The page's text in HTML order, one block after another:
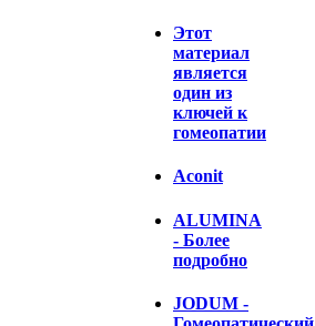
Этот
материал
является
один из
ключей к
гомеопатии
Aconit
ALUMINA
- Более
подробно
JODUM -